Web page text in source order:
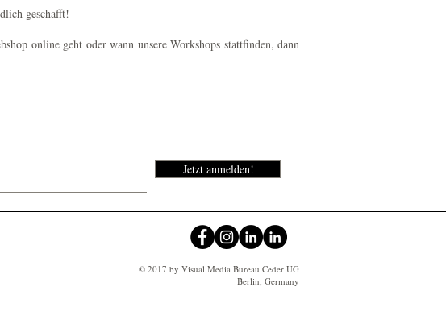
Jetzt anmelden!
geschafft!
online geht oder wann unsere Workshops stattfinden, dann
© 2017 by Visual Media Bureau Ceder UG
Berlin, Germany